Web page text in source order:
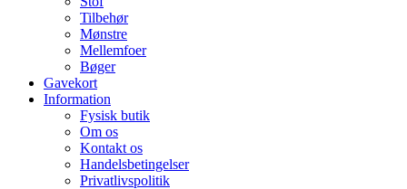
Tilbehør
Mønstre
Mellemfoer
Bøger
Gavekort
Information
Fysisk butik
Om os
Kontakt os
Handelsbetingelser
Privatlivspolitik